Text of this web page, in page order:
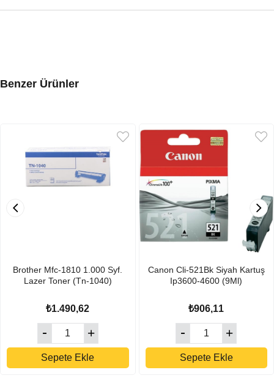
Benzer Ürünler
Brother Mfc-1810 1.000 Syf.
Lazer Toner (Tn-1040)
₺1.490,62
Sepete Ekle
Canon Cli-521Bk Siyah Kartuş
Ip3600-4600 (9Ml)
₺906,11
Sepete Ekle